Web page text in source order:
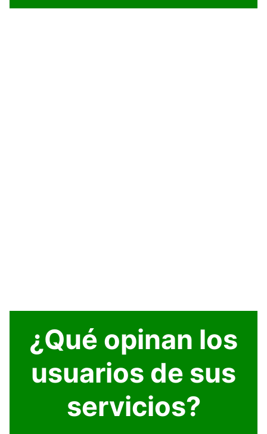
¿Qué opinan los
usuarios de sus
servicios?